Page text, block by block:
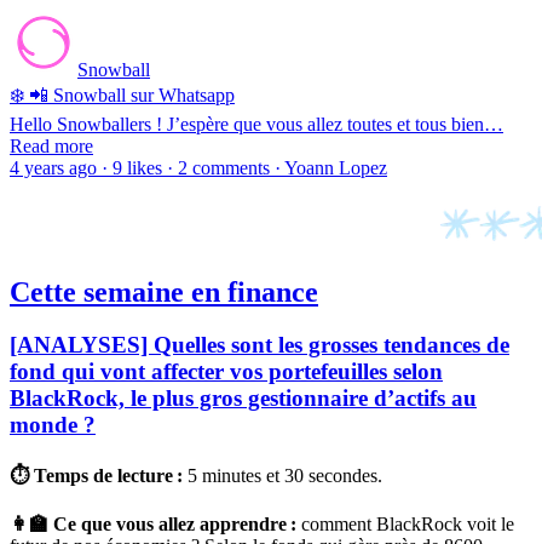
Snowball
❄️ 📲 Snowball sur Whatsapp
Hello Snowballers ! J’espère que vous allez toutes et tous bien…
Read more
4 years ago · 9 likes · 2 comments · Yoann Lopez
Cette semaine en finance
[ANALYSES] Quelles sont les grosses tendances de
fond qui vont affecter vos portefeuilles selon
BlackRock, le plus gros gestionnaire d’actifs au
monde ?
⏱ Temps de lecture : 5 minutes et 30 secondes.
👩‍🏫 Ce que vous allez apprendre : comment BlackRock voit le